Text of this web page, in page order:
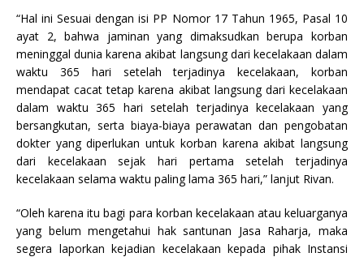
“Hal ini Sesuai dengan isi PP Nomor 17 Tahun 1965, Pasal 10
ayat 2, bahwa jaminan yang dimaksudkan berupa korban
meninggal dunia karena akibat langsung dari kecelakaan dalam
waktu 365 hari setelah terjadinya kecelakaan, korban
mendapat cacat tetap karena akibat langsung dari kecelakaan
dalam waktu 365 hari setelah terjadinya kecelakaan yang
bersangkutan, serta biaya-biaya perawatan dan pengobatan
dokter yang diperlukan untuk korban karena akibat langsung
dari kecelakaan sejak hari pertama setelah terjadinya
kecelakaan selama waktu paling lama 365 hari,” lanjut Rivan.
“Oleh karena itu bagi para korban kecelakaan atau keluarganya
yang belum mengetahui hak santunan Jasa Raharja, maka
segera laporkan kejadian kecelakaan kepada pihak Instansi